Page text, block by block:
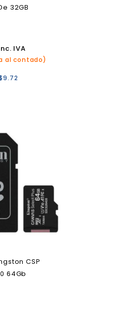
32GB
IVA
al contado)
9.72
CSP
64Gb